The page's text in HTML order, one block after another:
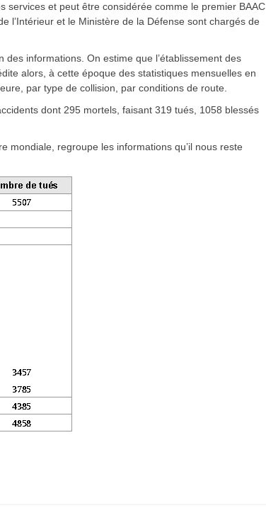
services et peut être considérée comme le premier BAAC
l’Intérieur et le Ministère de la Défense sont chargés de
informations. On estime que l’établissement des
alors, à cette époque des statistiques mensuelles en
par type de collision, par conditions de route.
dont 295 mortels, faisant 319 tués, 1058 blessés
mondiale, regroupe les informations qu’il nous reste